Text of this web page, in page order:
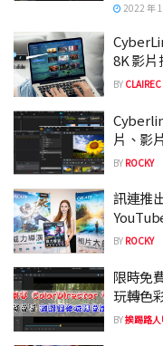
2022 年
8K 影
BY CLAIREC
片、影
BY ROCKY
訊連推
BY ROCKY
限時免
玩轉色
BY挨踢路